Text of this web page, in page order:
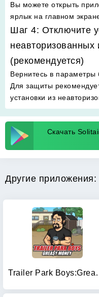
Вы можете открыть
ярлык на главном
Шаг 4: Отключите
неавторизованных
(рекомендуется)
Вернитесь в параметры
Для защиты
установки из
Скачать
Другие приложения:
Trailer